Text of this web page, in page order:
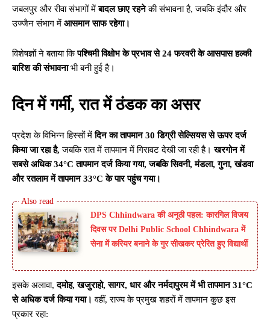
जबलपुर और रीवा संभागों मेंबादल छाए रहनेकी संभावना है, जबकि इंदौर और
उज्जैन संभाग में आसमान साफ रहेगा।
विशेषज्ञों ने बताया किपश्चिमी विक्षोभ के प्रभाव से 24 फरवरी के आसपास हल्की
बारिश की संभावनाभी बनी हुई है।
दिन में गर्मी, रात में ठंडक का असर
प्रदेश के विभिन्न हिस्सों मेंदिन का तापमान 30 डिग्री सेल्सियस से ऊपर दर्ज
किया जा रहा है, जबकि रात में तापमान में गिरावट देखी जा रही है।खरगोन में
सबसे अधिक 34°C तापमान दर्ज किया गया, जबकि सिवनी, मंडला, गुना, खंडवा
और रतलाम में तापमान 33°C के पार पहुंच गया।
DPS Chhindwara की अनूठी पहल: कारगिल विजय
दिवस पर Delhi Public School Chhindwara में
सेना में करियर बनाने के गुर सीखकर प्रेरित हुए विद्यार्थी
इसके अलावा,दमोह, खजुराहो, सागर, धार और नर्मदापुरम में भी तापमान 31°C
से अधिक दर्ज किया गया। वहीं, राज्य के प्रमुख शहरों में तापमान कुछ इस
प्रकार रहा: